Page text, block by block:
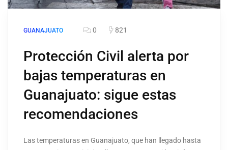
GUANAJUATO 0 821
Protección Civil alerta por
bajas temperaturas en
Guanajuato: sigue estas
recomendaciones
Las temperaturas en Guanajuato, que han llegado hasta